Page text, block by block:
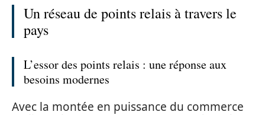
Un réseau de points relais à travers le
pays
L’essor des points relais : une réponse aux
besoins modernes
Avec la montée en puissance du commerce